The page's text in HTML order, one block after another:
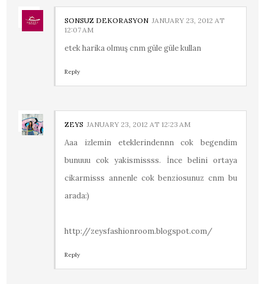
SONSUZ DEKORASYON JANUARY 23, 2012 AT
12:07 AM
etek harika olmuş cnm güle güle kullan
Reply
ZEYS JANUARY 23, 2012 AT 12:23 AM
Aaa izlemin eteklerindennn cok begendim
bunuuu cok yakismissss. İnce belini ortaya
cikarmisss annenle cok benziosunuz cnm bu
arada:)
http://zeysfashionroom.blogspot.com/
Reply